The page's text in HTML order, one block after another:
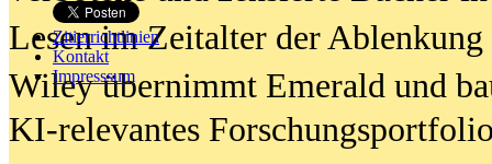
Zitierrichtlinien
Kontakt
Impresssum
Lesen im Zeitalter der Ablenkung
Wiley übernimmt Emerald und
KI-relevantes